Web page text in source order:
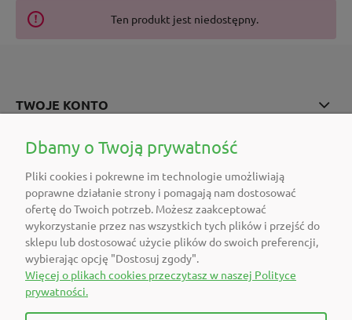
Ten produkt jest niedostępny.
TWOJE KONTO
POMOC
O FIRMIE
POLECAMY
DOŁĄCZ DO NAS
Dbamy o Twoją prywatność
Pliki cookies i pokrewne im technologie umożliwiają
poprawne działanie strony i pomagają nam dostosować
ofertę do Twoich potrzeb. Możesz zaakceptować
wykorzystanie przez nas wszystkich tych plików i przejść do
sklepu lub dostosować użycie plików do swoich preferencji,
wybierając opcję "Dostosuj zgody".
Więcej o plikach cookies przeczytasz w naszej Polityce
prywatności.